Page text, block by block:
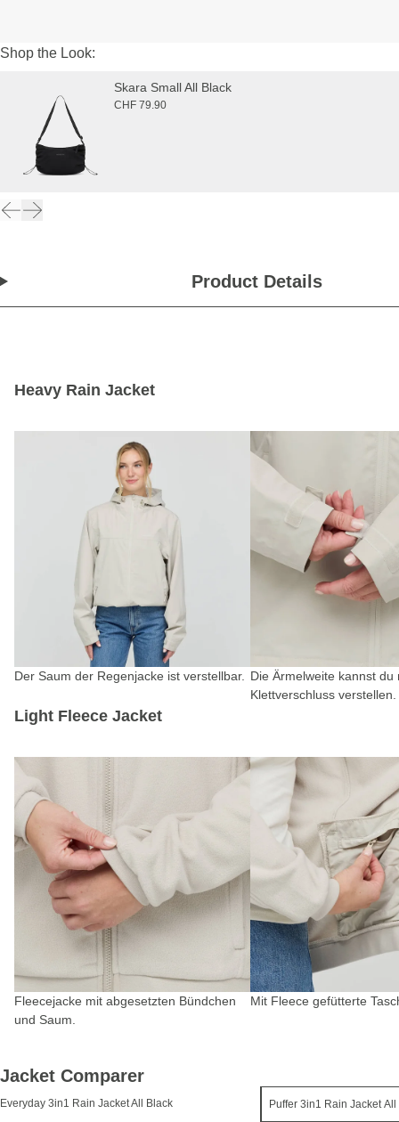
Shop the Look:
Skara Small All Black
CHF 79.90
Product Details
Heavy Rain Jacket
Der Saum der Regenjacke ist verstellbar.
Die Ärmelweite kannst du
Klettverschluss verstellen.
Light Fleece Jacket
Fleecejacke mit abgesetzten Bündchen
und Saum.
Mit Fleece gefütterte
Jacket Comparer
Everyday 3in1 Rain Jacket All Black